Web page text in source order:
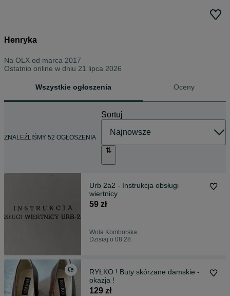
Henryka
Na OLX od marca 2017
Ostatnio online w dniu 21 lipca 2026
Wszystkie ogłoszenia Oceny
ZNALEŹLIŚMY 52 OGŁOSZENIA
Sortuj
Urb 2a2 - Instrukcja obsługi
wiertnicy
59 zł
Wola Komborska
Dzisiaj o 08:28
RYŁKO ! Buty skórzane damskie -
okazja !
129 zł